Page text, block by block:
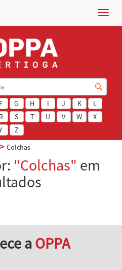
Menu
F G H I J K
L
R S T U V W
X
Z
Colchas
"Colchas" em
aOPPA